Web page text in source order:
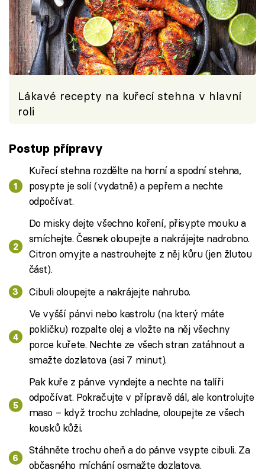
Lákavé recepty na kuřecí stehna v hlavní
roli
Postup přípravy
Kuřecí stehna rozdělte na horní a spodní stehna,
posypte je solí (vydatně) a pepřem a nechte
odpočívat.
Do misky dejte všechno koření, přisypte mouku a
smíchejte. Česnek oloupejte a nakrájejte nadrobno.
Citron omyjte a nastrouhejte z něj kůru (jen žlutou
část).
Cibuli oloupejte a nakrájejte nahrubo.
Ve vyšší pánvi nebo kastrolu (na který máte
pokličku) rozpalte olej a vložte na něj všechny
porce kuřete. Nechte ze všech stran zatáhnout a
smažte dozlatova (asi 7 minut).
Pak kuře z pánve vyndejte a nechte na talíři
odpočívat. Pokračujte v přípravě dál, ale kontrolujte
maso – když trochu zchladne, oloupejte ze všech
kousků kůži.
Stáhněte trochu oheň a do pánve vsypte cibuli. Za
občasného míchání osmažte dozlatova.